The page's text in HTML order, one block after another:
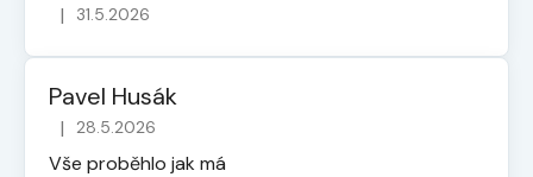
Hodnocení obchodu je 5 z 5 hvězdiček.
| 31.5.2026
Pavel Husák
Hodnocení obchodu je 5 z 5 hvězdiček.
| 28.5.2026
Vše proběhlo jak má